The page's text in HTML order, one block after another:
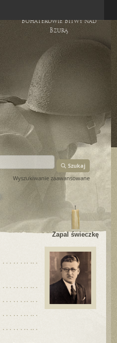
Bohaterowie Bitwy nad
Bzurą
Szukaj
Wyszukiwanie zaawansowane
Zapal świeczkę